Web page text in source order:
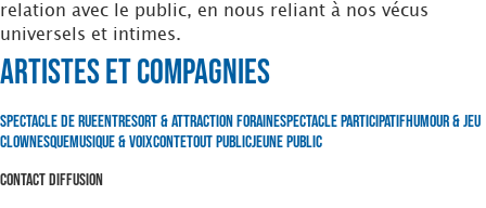
relation avec le public, en nous reliant à nos vécus
universels et intimes.
Artistes et Compagnies
Spectacle de RueEntresort & Attraction foraineSpectacle ParticipatifHumour & Jeu
clownesqueMusique & VoixConteTout PublicJeune Public
Contact Diffusion